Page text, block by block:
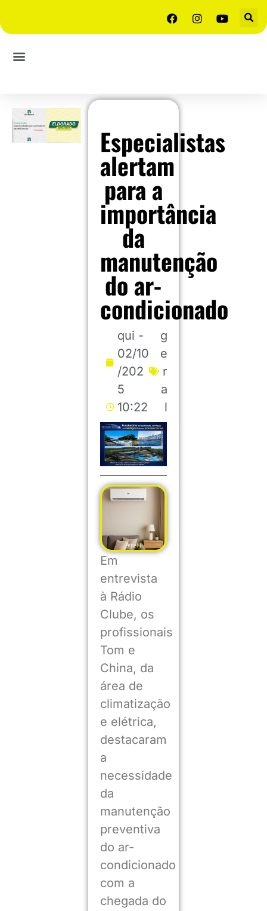
Especialistas
alertam
para a
importância
da
manutenção
do ar-
condicionado
qui -
02/10
/202
5
10:22
g
e
r
a
l
Em
entrevista
à Rádio
Clube, os
profissionais
Tom e
China, da
área de
climatização
e elétrica,
destacaram
a
necessidade
da
manutenção
preventiva
do ar-
condicionado
com a
chegada do